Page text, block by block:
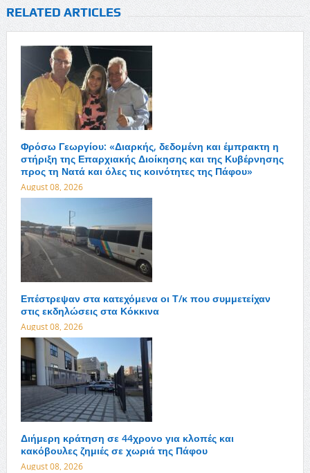
RELATED ARTICLES
Φρόσω Γεωργίου: «Διαρκής, δεδομένη και έμπρακτη η
στήριξη της Επαρχιακής Διοίκησης και της Κυβέρνησης
προς τη Νατά και όλες τις κοινότητες της Πάφου»
August 08, 2026
Επέστρεψαν στα κατεχόμενα οι Τ/κ που συμμετείχαν
στις εκδηλώσεις στα Κόκκινα
August 08, 2026
Διήμερη κράτηση σε 44χρονο για κλοπές και
κακόβουλες ζημιές σε χωριά της Πάφου
August 08, 2026